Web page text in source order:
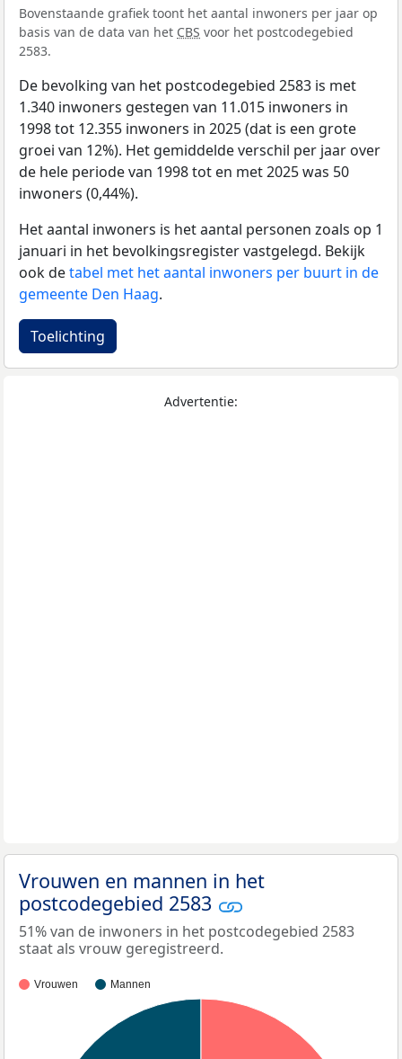
Bovenstaande grafiek toont het aantal inwoners per jaar op
basis van de data van het CBS voor het postcodegebied
2583.
De bevolking van het postcodegebied 2583 is met
1.340 inwoners gestegen van 11.015 inwoners in
1998 tot 12.355 inwoners in 2025 (dat is een grote
groei van 12%). Het gemiddelde verschil per jaar over
de hele periode van 1998 tot en met 2025 was 50
inwoners (0,44%).
Het aantal inwoners is het aantal personen zoals op 1
januari in het bevolkingsregister vastgelegd. Bekijk
ook detabel met het aantal inwoners per buurt in de
gemeente Den Haag.
Toelichting
Advertentie:
Vrouwen en mannen in het
postcodegebied 2583
51% van de inwoners in het postcodegebied 2583
staat als vrouw geregistreerd.
Vrouwen Mannen